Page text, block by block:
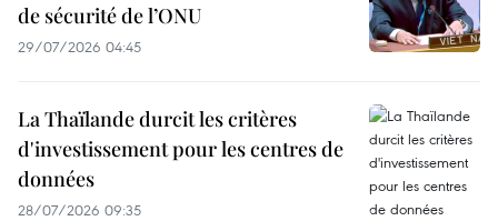
de sécurité de l’ONU
29/07/2026 04:45
La Thaïlande durcit les critères
d'investissement pour les centres de
données
28/07/2026 09:35